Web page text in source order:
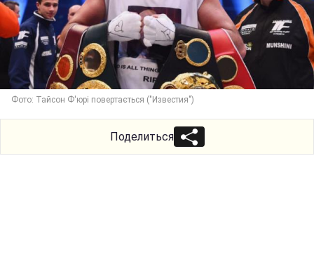
Фото: Тайсон Ф'юрі повертається ("Известия")
Поделиться